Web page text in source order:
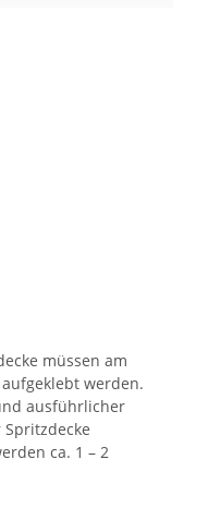
müssen am
werden.
ausführlicher
ca. 1 – 2